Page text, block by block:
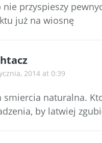
nie przyspieszy
już na wiosnę
2014 at 0:39
smiercia naturalna.
by latwiej